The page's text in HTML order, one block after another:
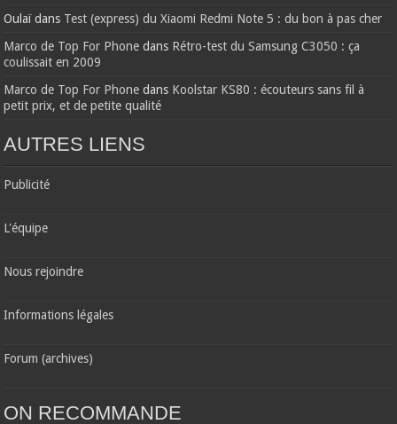
Oulaïdans Test (express) du Xiaomi Redmi Note 5 : du bon à pas cher
Marco de Top For Phone dans Rétro-test du Samsung C3050 : ça
coulissait en 2009
Marco de Top For Phone dans Koolstar KS80 : écouteurs sans fil à
petit prix, et de petite qualité
AUTRES LIENS
Publicité
L'équipe
Nous rejoindre
Informations légales
Forum (archives)
ON RECOMMANDE